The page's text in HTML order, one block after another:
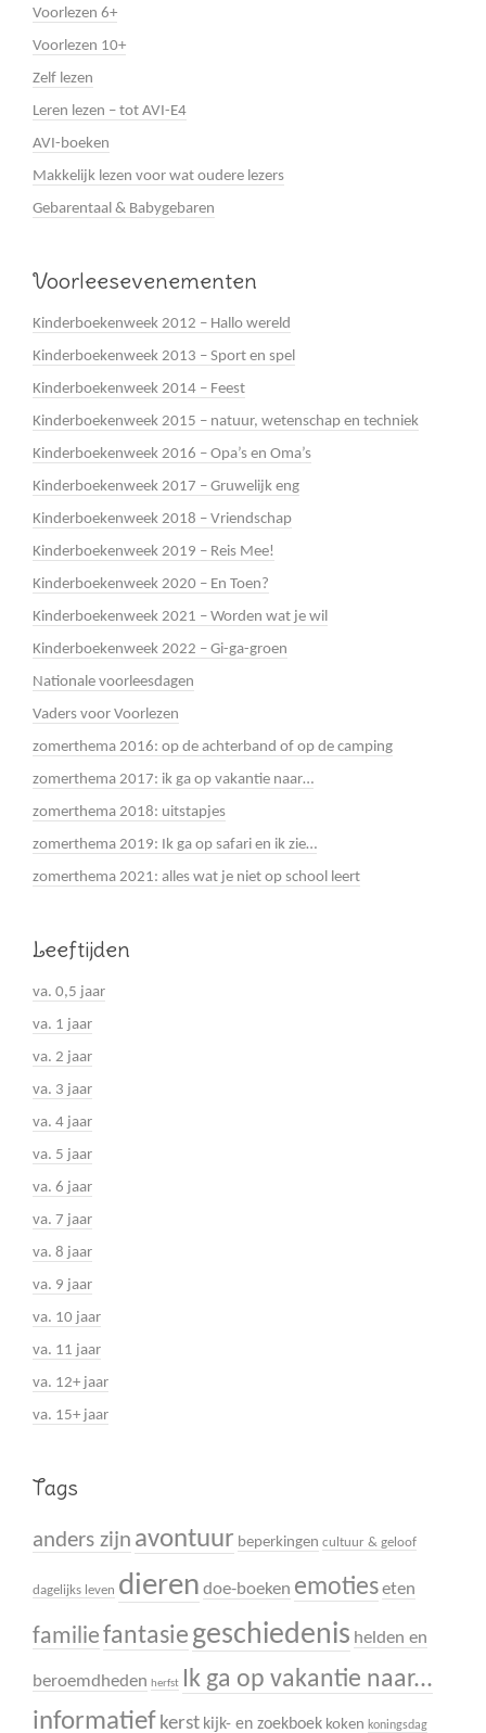
Voorlezen 6+
Voorlezen 10+
Zelf lezen
Leren lezen – tot AVI-E4
AVI-boeken
Makkelijk lezen voor wat oudere lezers
Gebarentaal & Babygebaren
Voorleesevenementen
Kinderboekenweek 2012 – Hallo wereld
Kinderboekenweek 2013 – Sport en spel
Kinderboekenweek 2014 – Feest
Kinderboekenweek 2015 – natuur, wetenschap en techniek
Kinderboekenweek 2016 – Opa’s en Oma’s
Kinderboekenweek 2017 – Gruwelijk eng
Kinderboekenweek 2018 – Vriendschap
Kinderboekenweek 2019 – Reis Mee!
Kinderboekenweek 2020 – En Toen?
Kinderboekenweek 2021 – Worden wat je wil
Kinderboekenweek 2022 – Gi-ga-groen
Nationale voorleesdagen
Vaders voor Voorlezen
zomerthema 2016: op de achterband of op de camping
zomerthema 2017: ik ga op vakantie naar…
zomerthema 2018: uitstapjes
zomerthema 2019: Ik ga op safari en ik zie…
zomerthema 2021: alles wat je niet op school leert
Leeftijden
va. 0,5 jaar
va. 1 jaar
va. 2 jaar
va. 3 jaar
va. 4 jaar
va. 5 jaar
va. 6 jaar
va. 7 jaar
va. 8 jaar
va. 9 jaar
va. 10 jaar
va. 11 jaar
va. 12+ jaar
va. 15+ jaar
Tags
anders zijn avontuur beperkingen cultuur & geloof
dagelijks leven dieren doe-boeken emotieseten
familiefantasie geschiedenis helden en
beroemdheden herfst Ik ga op vakantie naar...
informatief kerst kijk- en zoekboek koken koningsdag